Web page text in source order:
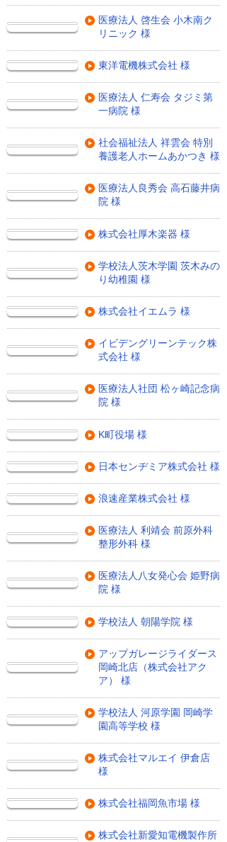
医療法人 啓生会 小木南ク
リニック 様
東洋電機株式会社 様
医療法人 仁寿会 タジミ第
一病院 様
社会福祉法人 祥雲会 特別
養護老人ホームあかつき 様
医療法人良秀会 高石藤井病
院 様
株式会社厚木楽器 様
学校法人茨木学園 茨木みの
り幼稚園 様
株式会社イエムラ 様
イビデングリーンテック株
式会社 様
医療法人社団 松ヶ崎記念病
院 様
K町役場 様
日本センヂミア株式会社 様
浪速産業株式会社 様
医療法人 利靖会 前原外科
整形外科 様
医療法人八女発心会 姫野病
院 様
学校法人 朝陽学院 様
アップガレージライダース
岡崎北店（株式会社アク
ア） 様
学校法人 河原学園 岡崎学
園高等学校 様
株式会社マルエイ 伊倉店
様
株式会社福岡魚市場 様
株式会社新愛知電機製作所